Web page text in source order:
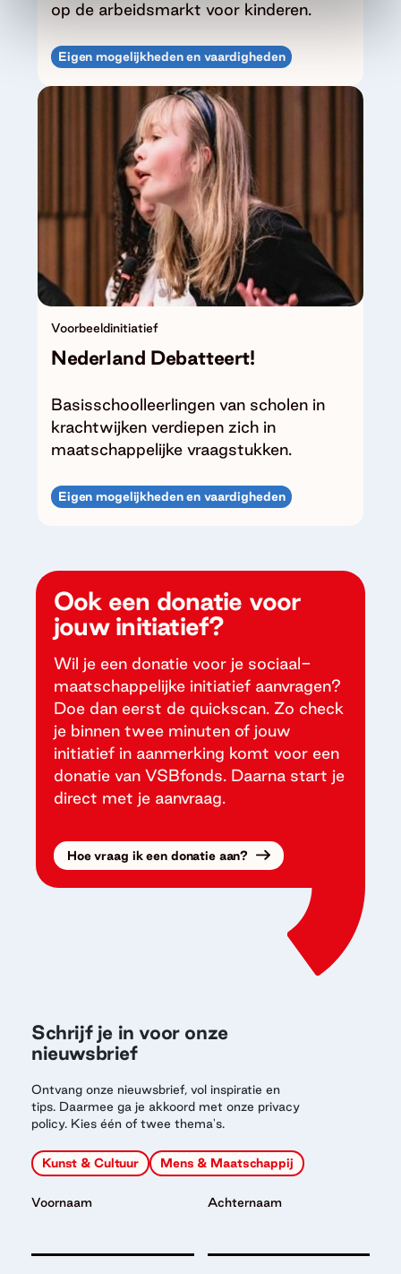
op de arbeidsmarkt voor kinderen.
Eigen mogelijkheden en vaardigheden
Voorbeeldinitiatief
Nederland Debatteert!
Basisschoolleerlingen van scholen in
krachtwijken verdiepen zich in
maatschappelijke vraagstukken.
Eigen mogelijkheden en vaardigheden
Ook een donatie voor
jouw initiatief?
Wil je een donatie voor je sociaal-
maatschappelijke initiatief aanvragen?
Doe dan eerst de quickscan. Zo check
je binnen twee minuten of jouw
initiatief in aanmerking komt voor een
donatie van VSBfonds. Daarna start je
direct met je aanvraag.
Hoe vraag ik een donatie aan?
Schrijf je in voor onze
nieuwsbrief
Ontvang onze nieuwsbrief, vol inspiratie en
tips. Daarmee ga je akkoord met onze privacy
policy. Kies één of twee thema's.
Kunst & Cultuur Mens & Maatschappij
Voornaam Achternaam